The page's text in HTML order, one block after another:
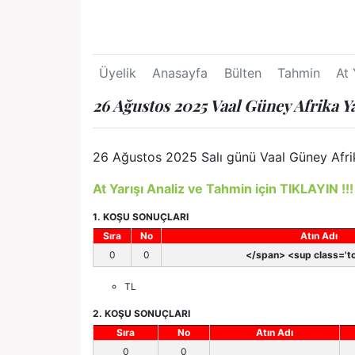
Üyelik Anasayfa Bülten Tahmin At
26 Ağustos 2025 Vaal Güney Afrika
26 Ağustos 2025 Salı günü Vaal Güney
At Yarışı Analiz ve Tahmin için TIKLAYIN !!!
1. KOŞU SONUÇLARI
Sıra
No
Atın Adı
0
0 </span> <sup
TL
2. KOŞU SONUÇLARI
Sıra
No
Atın Adı
0
0